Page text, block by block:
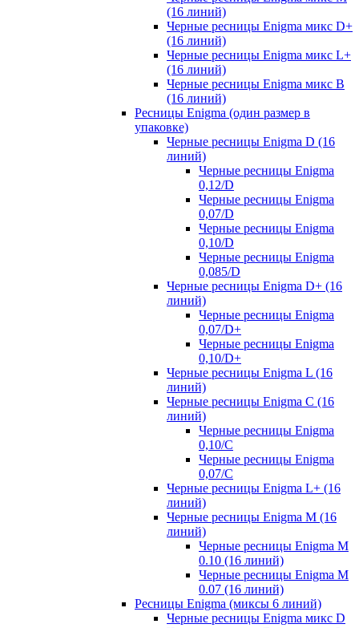
(16 линий)
Черные ресницы Enigma микс D+
(16 линий)
Черные ресницы Enigma микс L+
(16 линий)
Черные ресницы Enigma микс В
(16 линий)
Ресницы Enigma (один размер в
упаковке)
Черные ресницы Enigma D (16
линий)
Черные ресницы Enigma
0,12/D
Черные ресницы Enigma
0,07/D
Черные ресницы Enigma
0,10/D
Черные ресницы Enigma
0,085/D
Черные ресницы Enigma D+ (16
линий)
Черные ресницы Enigma
0,07/D+
Черные ресницы Enigma
0,10/D+
Черные ресницы Enigma L (16
линий)
Черные ресницы Enigma C (16
линий)
Черные ресницы Enigma
0,10/C
Черные ресницы Enigma
0,07/С
Черные ресницы Enigma L+ (16
линий)
Черные ресницы Enigma M (16
линий)
Черные ресницы Enigma M
0.10 (16 линий)
Черные ресницы Enigma M
0.07 (16 линий)
Ресницы Enigma (миксы 6 линий)
Черные ресницы Enigma микс D